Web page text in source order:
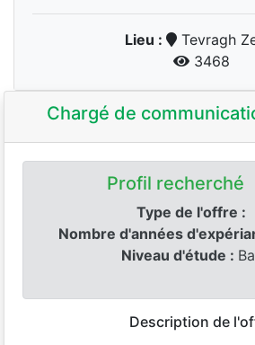
Lieu :
Tevragh
3468
Chargé de
Profil recherché
Type de l'offre :
Nombre d'années
Niveau d'étude :
Description de